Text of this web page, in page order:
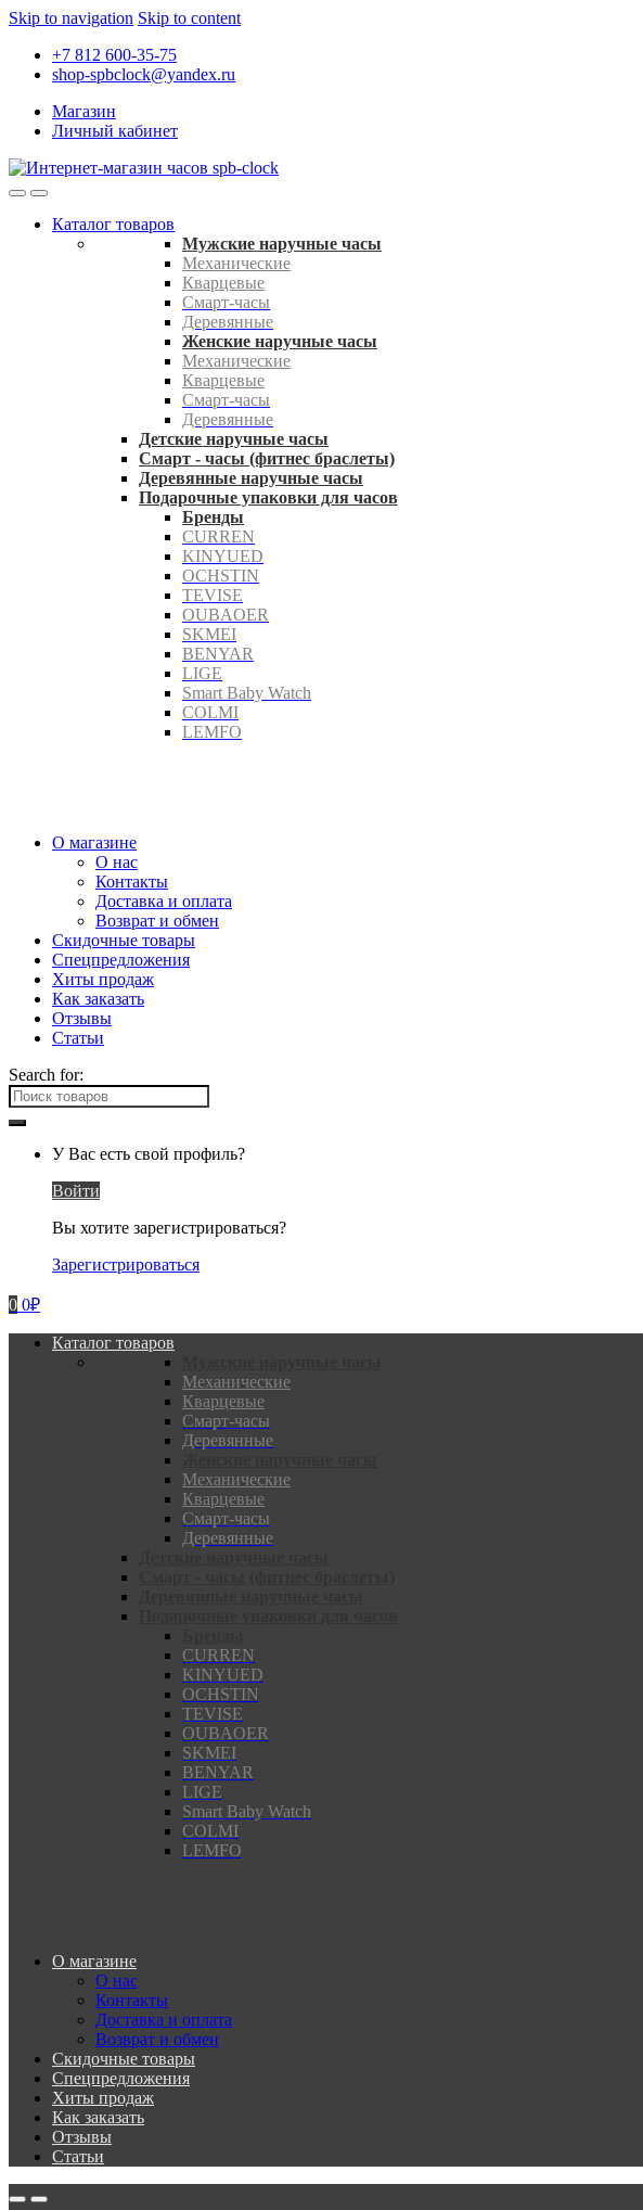
Skip to navigation Skip to content
+7 812 600-35-75
shop-spbclock@yandex.ru
Магазин
Личный кабинет
Каталог товаров
Мужские наручные часы
Механические
Кварцевые
Смарт-часы
Деревянные
Женские наручные часы
Механические
Кварцевые
Смарт-часы
Деревянные
Детские наручные часы
Смарт - часы (фитнес браслеты)
Деревянные наручные часы
Подарочные упаковки для часов
Бренды
CURREN
KINYUED
OCHSTIN
TEVISE
OUBAOER
SKMEI
BENYAR
LIGE
Smart Baby Watch
COLMI
LEMFO
О магазине
О нас
Контакты
Доставка и оплата
Возврат и обмен
Скидочные товары
Спецпредложения
Хиты продаж
Как заказать
Отзывы
Статьи
Search for:
У Вас есть свой профиль?
Войти
Вы хотите зарегистрироваться?
Зарегистрироваться
0 0₽
Каталог товаров
Механические
Кварцевые
Смарт-часы
Деревянные
Механические
Кварцевые
Смарт-часы
Деревянные
CURREN
KINYUED
OCHSTIN
TEVISE
OUBAOER
SKMEI
BENYAR
LIGE
Smart Baby Watch
COLMI
LEMFO
О магазине
О нас
Контакты
Доставка и оплата
Возврат и обмен
Скидочные товары
Спецпредложения
Хиты продаж
Как заказать
Отзывы
Статьи